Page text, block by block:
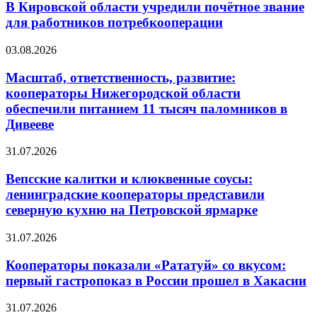
В Кировской области учредили почётное звание
для работников потребкооперации
03.08.2026
Масштаб, ответственность, развитие:
кооператоры Нижегородской области
обеспечили питанием 11 тысяч паломников в
Дивееве
31.07.2026
Вепсские калитки и клюквенные соусы:
ленинградские кооператоры представили
северную кухню на Петровской ярмарке
31.07.2026
Кооператоры показали «Рататуй» со вкусом:
первый гастропоказ в России прошел в Хакасии
31.07.2026